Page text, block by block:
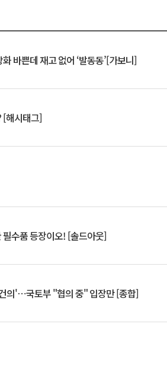
바쁜데 재고 없어 ‘발동동’[가보니]
[해시태그]
수품 등장이오! [솔드아웃]
의'⋯국토부 "협의 중" 입장만 [종합]